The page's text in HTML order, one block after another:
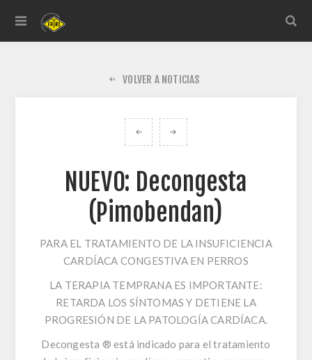
VOLVER A NOTICIAS
NUEVO: Decongesta
(Pimobendan)
PARA EL TRATAMIENTO DE LA INSUFICIENCIA
CARDÍACA CONGESTIVA EN PERROS
LA TERAPIA TEMPRANA ES IMPORTANTE:
RETARDA LOS SÍNTOMAS Y DETIENE LA
PROGRESIÓN DE LA PATOLOGÍA CARDÍACA.
Decongesta ® está indicado para el tratamiento